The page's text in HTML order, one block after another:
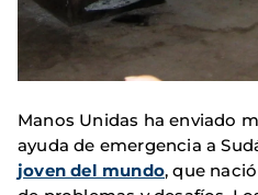
Manos Unidas ha enviado
ayuda de emergencia a
joven del mundo, que